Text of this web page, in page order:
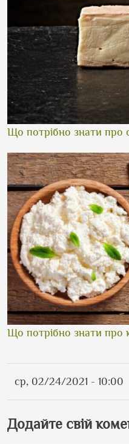
Що потрібно знати про
Що потрібно знати про
ср, 02/24/2021 - 10:00
Додайте свій